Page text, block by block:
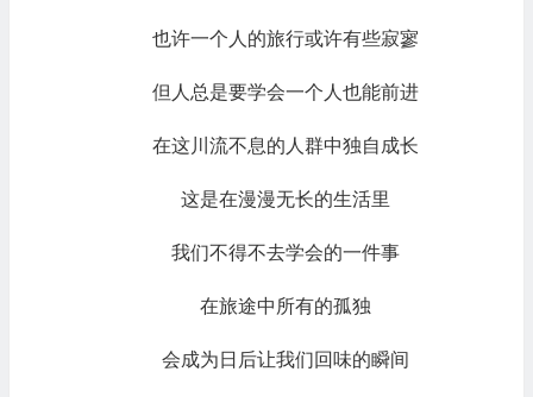
也许一个人的旅行或许有些寂寥
但人总是要学会一个人也能前进
在这川流不息的人群中独自成长
这是在漫漫无长的生活里
我们不得不去学会的一件事
在旅途中所有的孤独
会成为日后让我们回味的瞬间